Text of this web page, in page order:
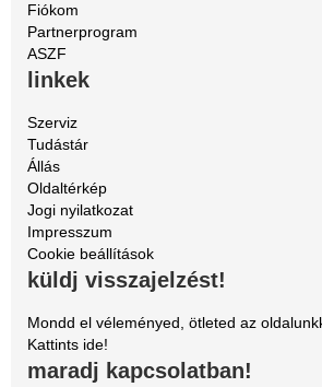
Fiókom
Partnerprogram
ASZF
linkek
Szerviz
Tudástár
Állás
Oldaltérkép
Jogi nyilatkozat
Impresszum
Cookie beállítások
küldj visszajelzést!
Mondd el véleményed, ötleted az
Kattints ide!
maradj kapcsolatban!